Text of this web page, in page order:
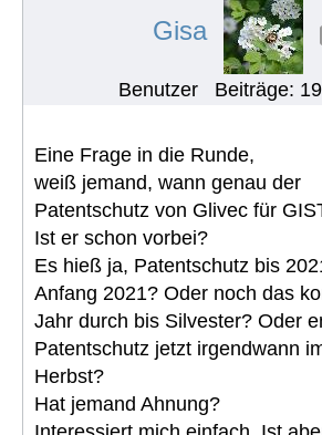
Gisa
Benutzer Beiträge:
Eine Frage in die Runde,
weiß jemand, wann genau der
Patentschutz von Glivec für
Ist er schon vorbei?
Es hieß ja, Patentschutz bis
Anfang 2021? Oder noch das
Jahr durch bis Silvester? Oder
Patentschutz jetzt irgendwann
Herbst?
Hat jemand Ahnung?